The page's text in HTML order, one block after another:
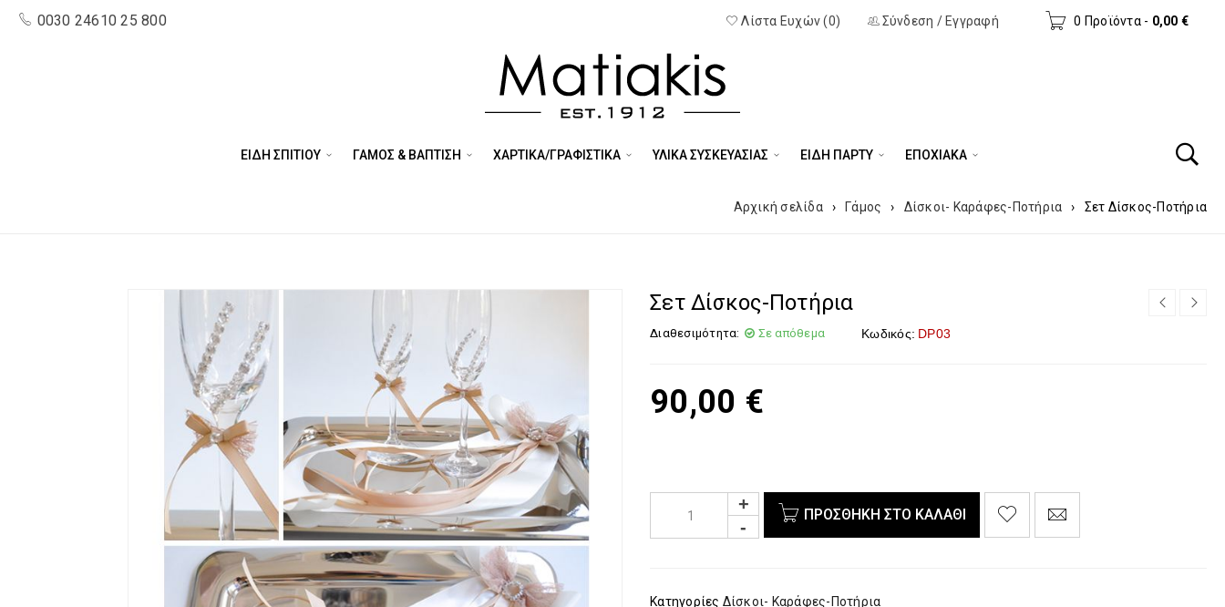
0030 24610 25 800 0 Προϊόντα - 0,00 €
Σύνδεση / Εγγραφή
Λίστα Ευχών (0)
ΕΙΔΗ ΣΠΙΤΙΟΥ ΓΑΜΟΣ & ΒΑΠΤΙΣΗ ΧΑΡΤΙΚΑ/ΓΡΑΦΙΣΤΙΚΑ ΥΛΙΚΑ ΣΥΣΚΕΥΑΣΙΑΣ ΕΊΔΗ ΠΆΡΤΥ ΕΠΟΧΙΑΚΑ
Αρχική σελίδα › Γάμος › Δίσκοι- Καράφες-Ποτήρια › Σετ Δίσκος-Ποτήρια
Σετ Δίσκος-Ποτήρια
Διαθεσιμότητα: Σε απόθεμα Κωδικός: DP03
90,00 €
ΠΡΟΣΘΉΚΗ ΣΤΟ ΚΑΛΆΘΙ
Κατηγορίες Δίσκοι- Καράφες-Ποτήρια